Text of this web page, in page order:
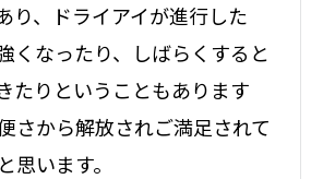
り、ドライアイが進行した
くなったり、しばらくすると
たりということもあります
さから解放されご満足されて
思います。